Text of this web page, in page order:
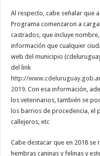
Al respecto, cabe señalar que
Programa comenzaron a
castrados, que incluye
información que cualquier
web del municipio
del link
http://
2019. Con esa información,
los veterinarios, también se
los barrios de procedencia, el
callejeros, etc
Cabe destacar que en 2018
hembras caninas y felinas y